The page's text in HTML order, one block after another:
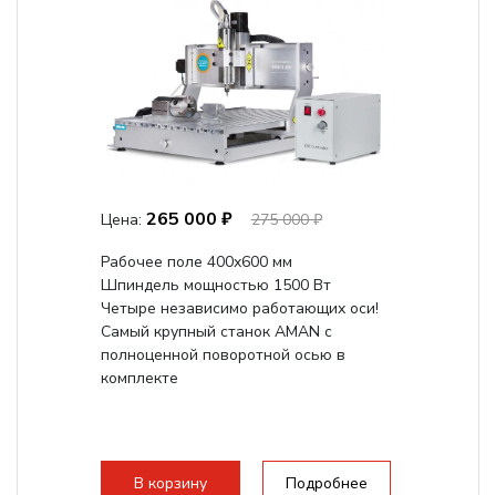
Цена: 265 000 ₽
275 000 ₽
Рабочее поле 400х600 мм
Шпиндель мощностью 1500 Вт
Четыре независимо работающих оси!
Самый крупный станок AMAN с
полноценной поворотной осью в
комплекте
В корзину Подробнее